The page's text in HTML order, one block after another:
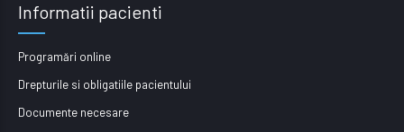
Informatii pacienti
Programări online
Drepturile si obligatiile pacientului
Documente necesare